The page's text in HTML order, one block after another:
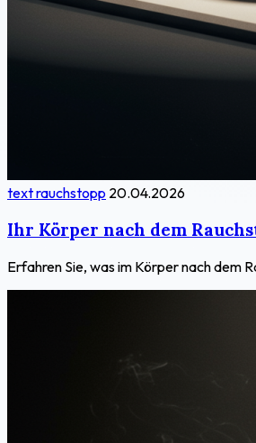
text rauchstopp 20.04.2026
Ihr Körper nach dem
Erfahren Sie, was im Körper nach dem